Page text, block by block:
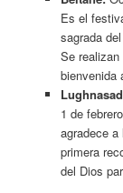
Es el
sagrada
Se
bienvenida
1 de
agradece
primera
del Dios